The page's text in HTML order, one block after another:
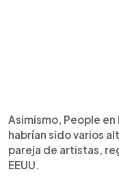
Asimismo, People
habrían sido varios
pareja de artistas,
EEUU.